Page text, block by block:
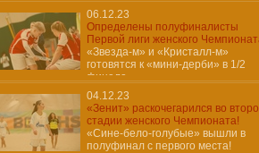
06.12.23
Определены полуфиналисты
Первой лиги женского
«Звезда-м» и «Кристалл-м»
готовятся к «мини-дерби» в 1/2
финала
04.12.23
«Зенит» раскочегарился во
стадии женского Чемпионата!
«Сине-бело-голубые» вышли в
полуфинал с первого места!